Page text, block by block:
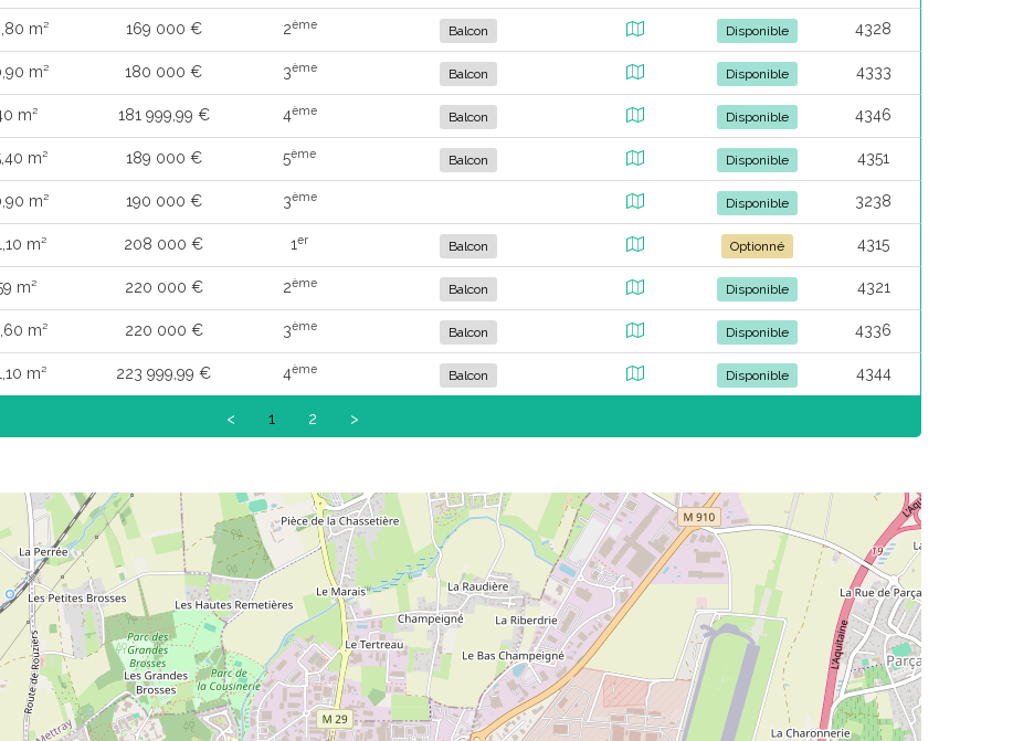
m² 169 000 € 2ème Balcon Disponible 4328
m² 180 000 € 3ème Balcon Disponible 4333
m² 181 999,99 € 4ème Balcon Disponible 4346
m² 189 000 € 5ème Balcon Disponible 4351
m² 190 000 € 3ème Disponible 3238
m² 208 000 € 1er Balcon Optionné 4315
m² 220 000 € 2ème Balcon Disponible 4321
m² 220 000 € 3ème Balcon Disponible 4336
m² 223 999,99 € 4ème Balcon Disponible 4344
< 1 2 >